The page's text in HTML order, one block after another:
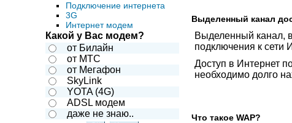
Подключение интернета
3G
Интернет модем
Какой у Вас модем?
от Билайн
от МТС
от Мегафон
SkyLink
YOTA (4G)
ADSL модем
даже не знаю..
Выделенный канал
Выделенный канал,
подключения к сети
Доступ в Интернет
необходимо долго
Что такое WAP?